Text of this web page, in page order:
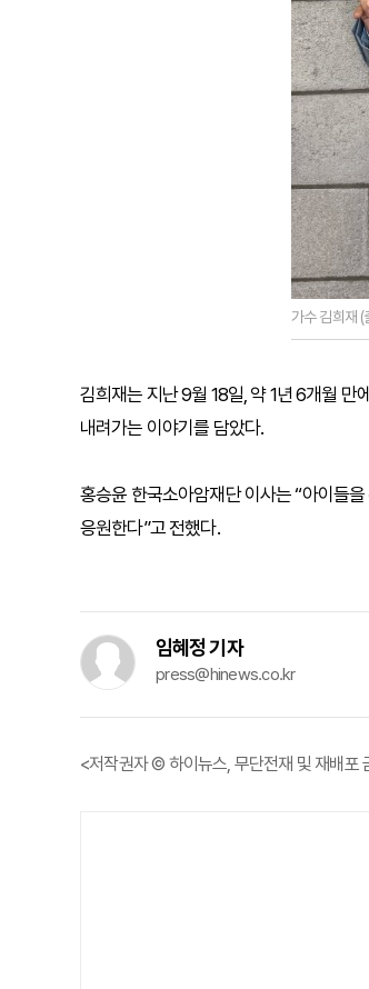
가수 김희재
김희재는 지난 9월 18일, 약 1년 6개월 만
내려가는 이야기를 담았다.
홍승윤 한국소아암재단 이사는 “아이들
응원한다”고 전했다.
임혜정 기자
press@hinews.co.kr
<저작권자 © 하이뉴스, 무단전재 및 재배포